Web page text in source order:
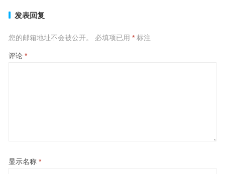
发表回复
您的邮箱地址不会被公开。 必填项已用 *标注
评论 *
显示名称 *